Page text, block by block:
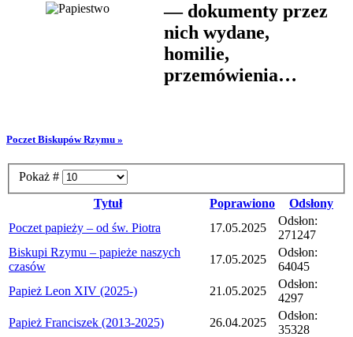
— dokumenty przez
nich wydane,
homilie,
przemówienia…
Poczet Biskupów Rzymu »
Pokaż #
Tytuł
Poprawiono
Odsłony
Poczet papieży – od św. Piotra
17.05.2025
Odsłon:
271247
Biskupi Rzymu – papieże naszych
czasów
17.05.2025
Odsłon:
64045
Papież Leon XIV (2025-)
21.05.2025
Odsłon:
4297
Papież Franciszek (2013-2025)
26.04.2025
Odsłon:
35328